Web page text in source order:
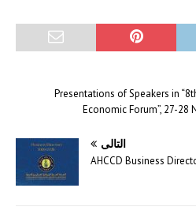
Presentations of Speakers in
Economic Forum”, 27-28
التالي
AHCCD Business